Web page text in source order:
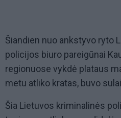
Šiandien nuo ankstyvo ryto
policijos biuro pareigūnai
regionuose vykdė plataus
metu atliko kratas, buvo
Šia Lietuvos kriminalinės